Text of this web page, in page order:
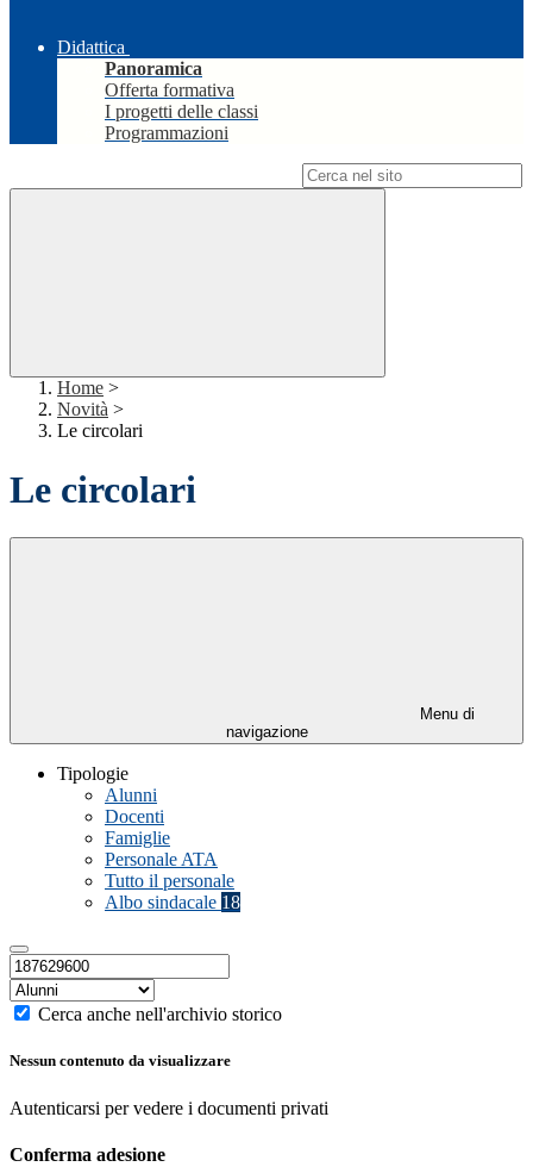
Didattica
Panoramica
Offerta formativa
I progetti delle classi
Programmazioni
Home >
Novità >
Le circolari
Le circolari
Menu di
navigazione
Tipologie
Alunni
Docenti
Famiglie
Personale ATA
Tutto il personale
Albo sindacale 18
Cerca anche nell'archivio storico
Nessun contenuto da visualizzare
Autenticarsi per vedere i documenti privati
Conferma adesione